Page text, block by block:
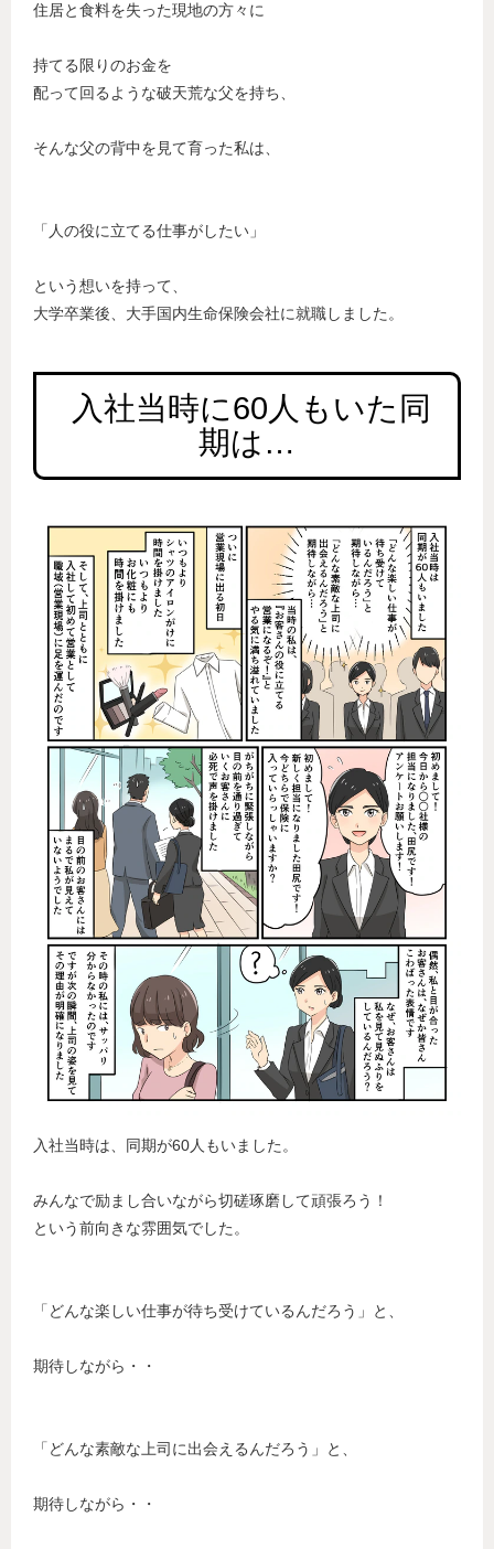
住居と食料を失った現地の方々に
持てる限りのお金を
配って回るような破天荒な父を持ち、
そんな父の背中を見て育った私は、
「人の役に立てる仕事がしたい」
という想いを持って、
大学卒業後、大手国内生命保険会社に就職しました。
期は…
入社当時は、同期が60人もいました。
みんなで励まし合いながら切磋琢磨して頑張ろう！
という前向きな雰囲気でした。
「どんな楽しい仕事が待ち受けているんだろう」と、
期待しながら・・
「どんな素敵な上司に出会えるんだろう」と、
期待しながら・・